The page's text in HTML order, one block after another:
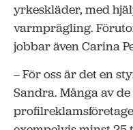
yrkeskläder, med
varmprägling.
jobbar även Carina
– För oss är det en
Sandra. Många av